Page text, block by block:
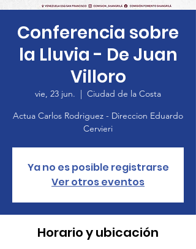
Conferencia sobre
la Lluvia - De Juan
Villoro
vie, 23 jun.
  |
Ciudad de la Costa
Actua Carlos Rodriguez - Direccion Eduardo
Cervieri
Ya no es posible registrarse
Ver otros eventos
Horario y ubicación